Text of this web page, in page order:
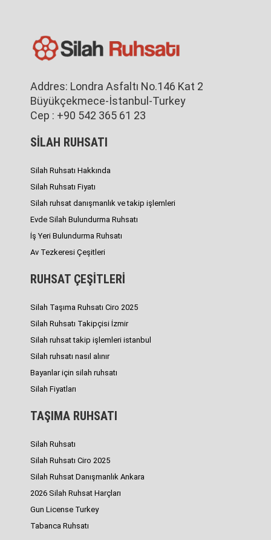
Addres: Londra Asfaltı No.146 Kat 2
Büyükçekmece-İstanbul-Turkey
Cep : +90 542 365 61 23
SİLAH RUHSATI
Silah Ruhsatı Hakkında
Silah Ruhsatı Fiyatı
Silah ruhsat danışmanlık ve takip işlemleri
Evde Silah Bulundurma Ruhsatı
İş Yeri Bulundurma Ruhsatı
Av Tezkeresi Çeşitleri
RUHSAT ÇEŞİTLERİ
Silah Taşıma Ruhsatı Ciro 2025
Silah Ruhsatı Takipçisi İzmir
Silah ruhsat takip işlemleri istanbul
Silah ruhsatı nasıl alınır
Bayanlar için silah ruhsatı
Silah Fiyatları
TAŞIMA RUHSATI
Silah Ruhsatı
Silah Ruhsatı Ciro 2025
Silah Ruhsat Danışmanlık Ankara
2026 Silah Ruhsat Harçları
Gun License Turkey
Tabanca Ruhsatı